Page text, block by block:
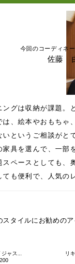
今回のコーディネ
佐藤
ングは収納が課題。
は、絵本やおもちゃ
いというご相談がと
家具を選んで、一部
スペースとしても、
も便利で、人気の
スタイルにお勧めの
ャス...
リ